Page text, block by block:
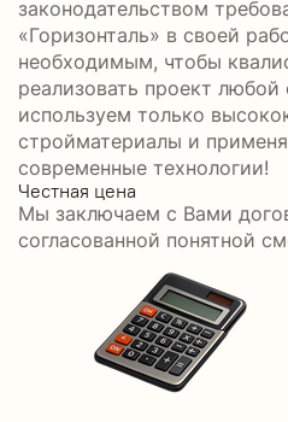
законодательством
«Горизонталь» в своей
необходимым, чтобы
реализовать проект
используем только
стройматериалы и
современные технологии!
Честная цена
Мы заключаем с Вами
согласованной понятной